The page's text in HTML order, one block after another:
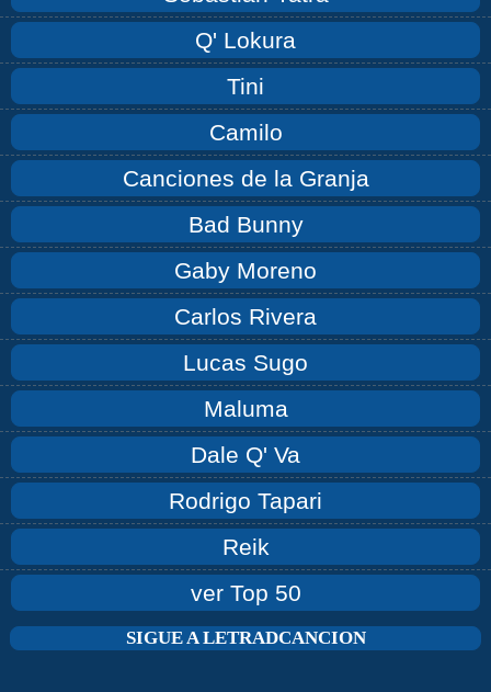
Q' Lokura
Tini
Camilo
Canciones de la Granja
Bad Bunny
Gaby Moreno
Carlos Rivera
Lucas Sugo
Maluma
Dale Q' Va
Rodrigo Tapari
Reik
ver Top 50
SIGUE A LETRADCANCION